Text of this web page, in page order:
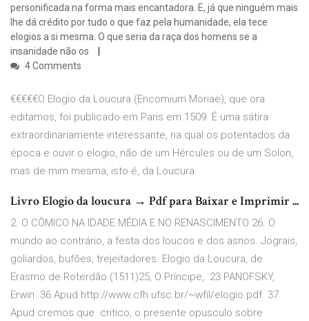
personificada na forma mais encantadora. E, já que ninguém mais
lhe dá crédito por tudo o que faz pela humanidade, ela tece
elogios a si mesma. O que seria da raça dos homens se a
insanidade não os
4 Comments
€€€€€O Elogio da Loucura (Encomium Moriae), que ora
editamos, foi publicado em Paris em 1509. É uma sátira
extraordinariamente interessante, na qual os potentados da
época e ouvir o elogio, não de um Hércules ou de um Solon,
mas de mim mesma, isto é, da Loucura.
Livro Elogio da loucura → Pdf para Baixar e Imprimir ...
2. O CÔMICO NA IDADE MÉDIA E NO RENASCIMENTO 26. O
mundo ao contrário, a festa dos loucos e dos asnos. Jograis,
goliardos, bufões, trejeitadores. Elogio da Loucura, de
Erasmo de Roterdão (1511)25, O Príncipe,. 23 PANOFSKY,
Erwin. 36 Apud http://www.cfh.ufsc.br/~wfil/elogio.pdf. 37
Apud cremos que critico, o presente opusculo sobre